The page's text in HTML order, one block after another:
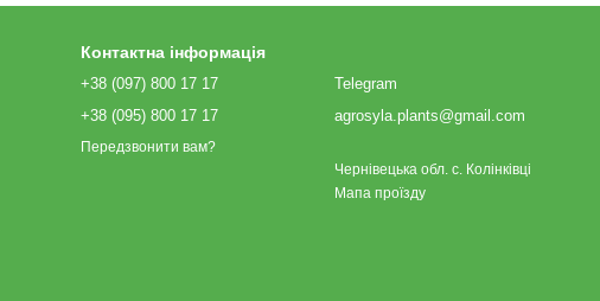
Контактна інформація
+38 (097) 800 17 17
+38 (095) 800 17 17
Передзвонити вам?
Telegram
agrosyla.plants@gmail.com
Чернівецька обл. с. Колінківці
Мапа проїзду